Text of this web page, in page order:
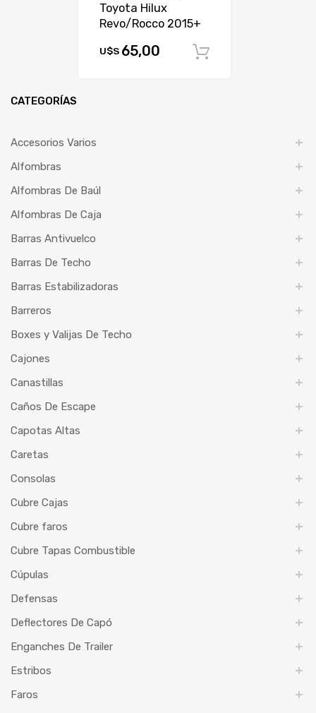
Toyota Hilux
Revo/Rocco 2015+
U$S 65,00
CATEGORÍAS
Accesorios Varios
Alfombras
Alfombras De Baúl
Alfombras De Caja
Barras Antivuelco
Barras De Techo
Barras Estabilizadoras
Barreros
Boxes y Valijas De Techo
Cajones
Canastillas
Caños De Escape
Capotas Altas
Caretas
Consolas
Cubre Cajas
Cubre faros
Cubre Tapas Combustible
Cúpulas
Defensas
Deflectores De Capó
Enganches De Trailer
Estribos
Faros